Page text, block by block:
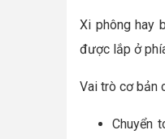
Xi phông hay
được lắp ở
Vai trò cơ bản
Chuyển